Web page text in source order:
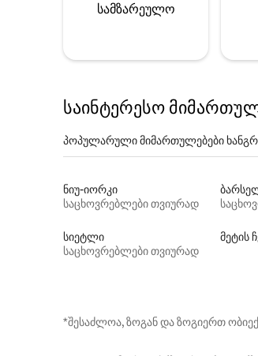
სამზარეულო
საინტერესო
პოპულარული მიმართულებები
ნიუ-იორკი
საცხოვრებლები თვიურად
სიეტლი
საცხოვრებლები თვიურად
მეტის
*შესაძლოა, ზოგან და ზოგიერთ